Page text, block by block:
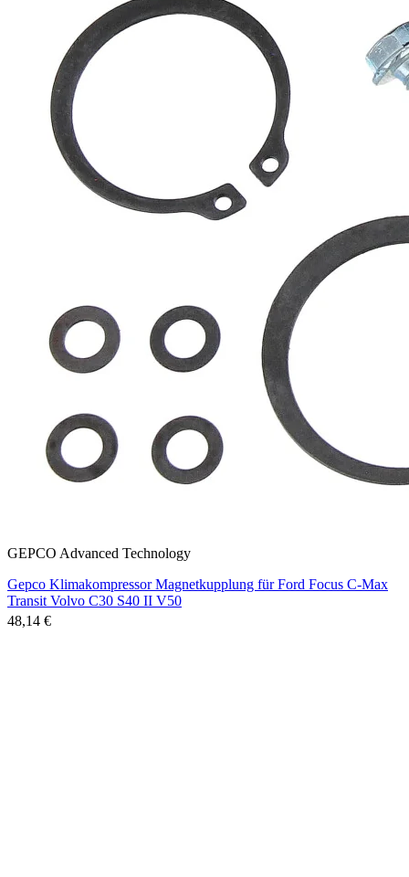
GEPCO Advanced Technology
Gepco Klimakompressor Magnetkupplung für Ford Focus C-Max
Transit Volvo C30 S40 II V50
48,14 €